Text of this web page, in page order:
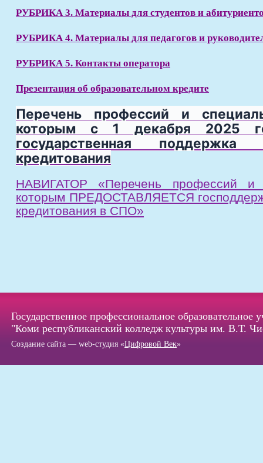
РУБРИКА 3. Материалы для студентов и
РУБРИКА 4. Материалы для педагогов и
РУБРИКА 5. Контакты оператора
Презентация об образовательном кредите
Перечень профессий и
которым с 1 декабря 2025
государственная поддержка
кредитования
НАВИГАТОР «Перечень профессий и
которым ПРЕДОСТАВЛЯЕТСЯ
кредитования в СПО»
Государственное профессиональное
"Коми республиканский колледж культуры им. В.Т.
Создание сайта — web-студия «Цифровой Век»